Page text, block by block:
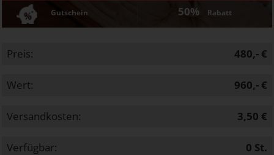
Gutschein 50% Rabatt
Preis: 480,- €
Wert: 960,- €
Versandkosten: 3,50 €
Verfügbar: 0 St.